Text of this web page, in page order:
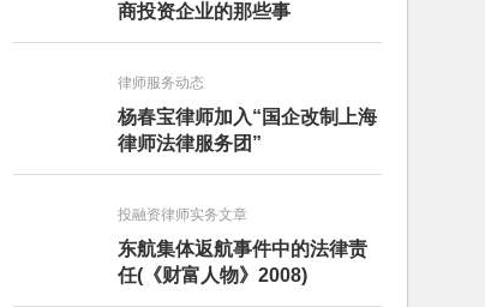
商投资企业的那些事
律师服务动态
杨春宝律师加入“国企改制上海
律师法律服务团”
投融资律师实务文章
东航集体返航事件中的法律责
任(《财富人物》2008)